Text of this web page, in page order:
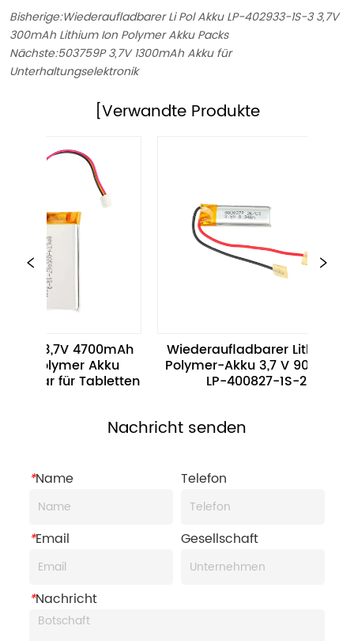
Bisherige:Wiederaufladbarer Li Pol Akku LP-402933-1S-3 3,7V
300mAh Lithium Ion Polymer Akku Packs
Nächste:503759P 3,7V 1300mAh Akku für
Unterhaltungselektronik
[Verwandte Produkte
3,7V 4700mAh
Akku
für Tabletten
Wiederaufladbarer Lithium-
Polymer-Akku 3,7 V 90 mAh
LP-400827-1S-2
Nachricht senden
*Name Telefon
*Email Gesellschaft
*Nachricht